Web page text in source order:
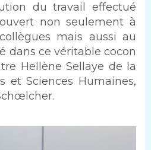
du travail effectué
non seulement à
mais aussi au
dans ce véritable cocon
Hellène Sellaye de la
et Sciences Humaines,